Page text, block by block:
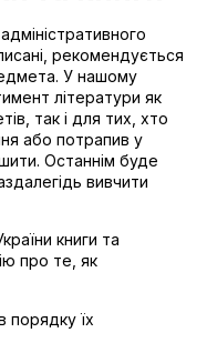
рекомендується
У нашому
літератури як
так і для тих, хто
або потрапив у
Останнім буде
вивчити
книги та
про те, як
порядку їх